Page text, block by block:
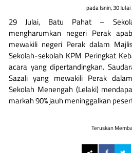
padaIsnin, 30
29 Julai, Batu Pahat –
mengharumkan negeri Perak
mewakili negeri Perak dalam
Sekolah-sekolah KPM Peringkat
acara yang dipertandingkan.
Sazali yang mewakili Perak
Sekolah Menengah (Lelaki)
markah 90% jauh meninggalkan
Teruskan